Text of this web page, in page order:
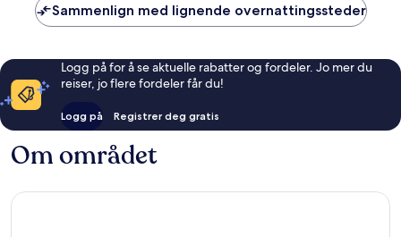
Sammenlign med lignende overnattingssteder
Logg på for å se aktuelle rabatter og fordeler. Jo mer du
reiser, jo flere fordeler får du!
Logg på Registrer deg gratis
Om området